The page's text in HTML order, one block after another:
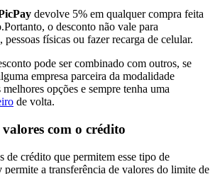
devolve 5% em qualquer compra feita
o desconto não vale para
pessoas físicas ou fazer recarga de celular.
pode ser combinado com outros, se
empresa parceira da modalidade
opções e sempre tenha uma
de volta.
com o crédito
de crédito que permitem esse tipo de
permite a transferência de valores do limite de